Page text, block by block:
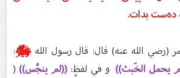
بدات.
ﷺ:
يحمل الخَبث))و في لفظٍ:((لم ينجُس))(